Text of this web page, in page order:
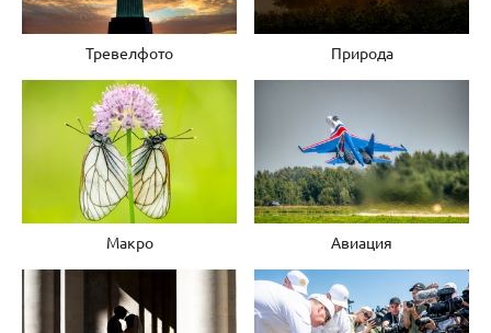
Тревелфото Природа
Макро Авиация